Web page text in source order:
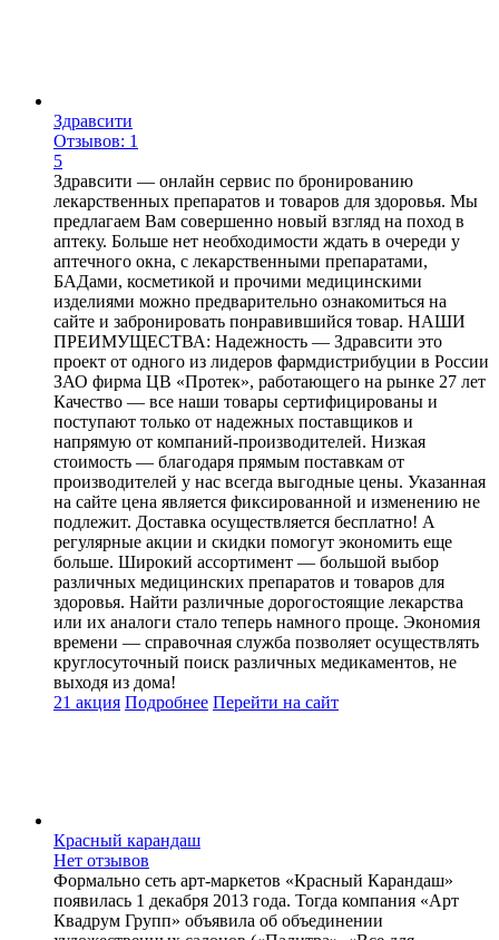
Здравсити
Отзывов: 1
5
Здравсити — онлайн сервис по бронированию
лекарственных препаратов и товаров для здоровья. Мы
предлагаем Вам совершенно новый взгляд на поход в
аптеку. Больше нет необходимости ждать в очереди у
аптечного окна, с лекарственными препаратами,
БАДами, косметикой и прочими медицинскими
изделиями можно предварительно ознакомиться на
сайте и забронировать понравившийся товар. НАШИ
ПРЕИМУЩЕСТВА: Надежность — Здравсити это
проект от одного из лидеров фармдистрибуции в России
ЗАО фирма ЦВ «Протек», работающего на рынке 27 лет
Качество — все наши товары сертифицированы и
поступают только от надежных поставщиков и
напрямую от компаний-производителей. Низкая
стоимость — благодаря прямым поставкам от
производителей у нас всегда выгодные цены. Указанная
на сайте цена является фиксированной и изменению не
подлежит. Доставка осуществляется бесплатно! А
регулярные акции и скидки помогут экономить еще
больше. Широкий ассортимент — большой выбор
различных медицинских препаратов и товаров для
здоровья. Найти различные дорогостоящие лекарства
или их аналоги стало теперь намного проще. Экономия
времени — справочная служба позволяет осуществлять
круглосуточный поиск различных медикаментов, не
выходя из дома!
21 акция Подробнее Перейти на сайт
Красный карандаш
Нет отзывов
Формально сеть арт-маркетов «Красный Карандаш»
появилась 1 декабря 2013 года. Тогда компания «Арт
Квадрум Групп» объявила об объединении